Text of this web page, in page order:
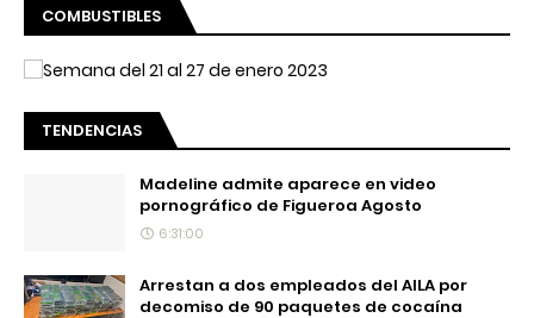
COMBUSTIBLES
TENDENCIAS
Madeline admite aparece en video
pornográfico de Figueroa Agosto
6:31:00
Arrestan a dos empleados del AILA por
decomiso de 90 paquetes de cocaína